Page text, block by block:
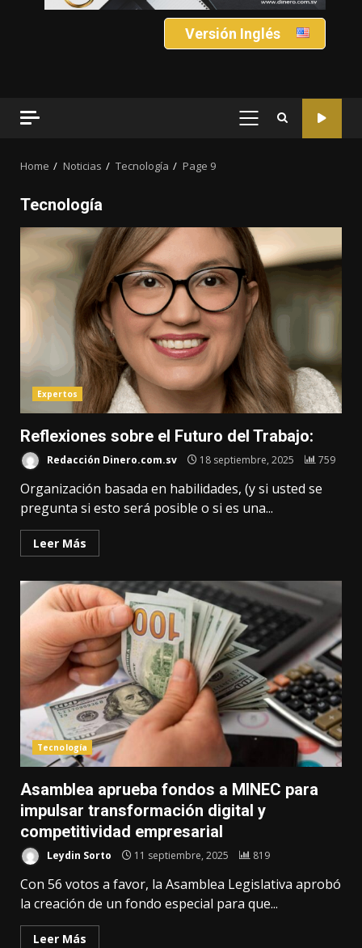
Versión Inglés
PRIMARY
Home Noticias Tecnología Page 9
Tecnología
Expertos
Reflexiones sobre el Futuro del Trabajo:
Redacción Dinero.com.sv 18 septiembre, 2025 759
Organización basada en habilidades, (y si usted se
pregunta si esto será posible o si es una...
Leer Más
Tecnología
Asamblea aprueba fondos a MINEC para
impulsar transformación digital y
competitividad empresarial
Leydin Sorto 11 septiembre, 2025 819
Con 56 votos a favor, la Asamblea Legislativa aprobó
la creación de un fondo especial para que...
Leer Más